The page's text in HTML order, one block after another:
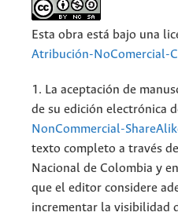
Esta obra está bajo una
Atribución-NoComercial-
1. La aceptación de
de su edición electrónica
NonCommercial-
texto completo a través
Nacional de Colombia y
que el editor considere
incrementar la visibilidad